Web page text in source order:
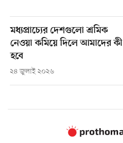
মধ্যপ্রাচ্যের দেশগুলো শ্রমিক
নেওয়া কমিয়ে দিলে আমাদের কী
হবে
২৪ জুলাই ২০২৬